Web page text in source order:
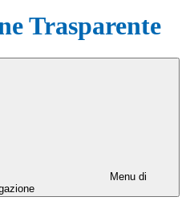
Trasparente
Menu di